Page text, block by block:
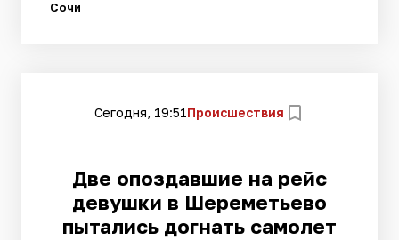
Сочи
Сегодня, 19:51Происшествия
Две опоздавшие на рейс
девушки в Шереметьево
пытались догнать самолет